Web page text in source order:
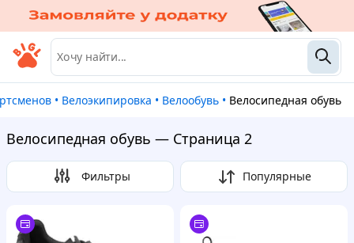
• Велоэкипировка • Велообувь • Велосипедная обувь
Велосипедная обувь — Страница 2
Фильтры Популярные